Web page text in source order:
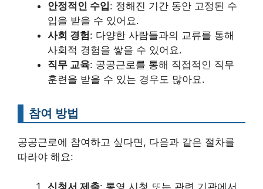
안정적인 수입: 정해진 기간 동안 고정된 수
입을 받을 수 있어요.
사회 경험: 다양한 사람들과의 교류를 통해
사회적 경험을 쌓을 수 있어요.
직무 교육: 공공근로를 통해 직접적인 직무
훈련을 받을 수 있는 경우도 많아요.
참여 방법
공공근로에 참여하고 싶다면, 다음과 같은 절차를
따라야 해요:
신청서 제출: 통영 시청 또는 관련 기관에서